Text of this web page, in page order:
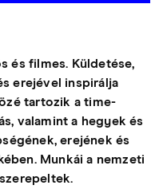
és filmes. Küldetése,
erejével inspirálja
tartozik a time-
valamint a hegyek és
erejének és
Munkái a nemzeti